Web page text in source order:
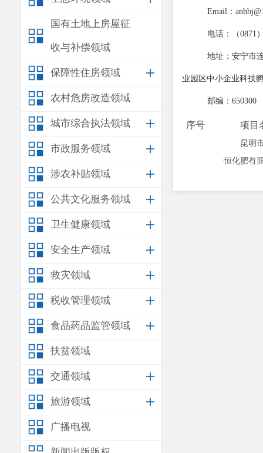
国有土地上房屋征
收与补偿领域
保障性住房领域
农村危房改造领域
城市综合执法领域
市政服务领域
涉农补贴领域
公共文化服务领域
卫生健康领域
安全生产领域
救灾领域
税收管理领域
食品药品监管领域
扶贫领域
交通领域
旅游领域
广播电视
Email ：
电话：（0871
地址：安宁市
业园区中小企业科技
邮编： 650300
序号 项目
昆明
恒化肥有